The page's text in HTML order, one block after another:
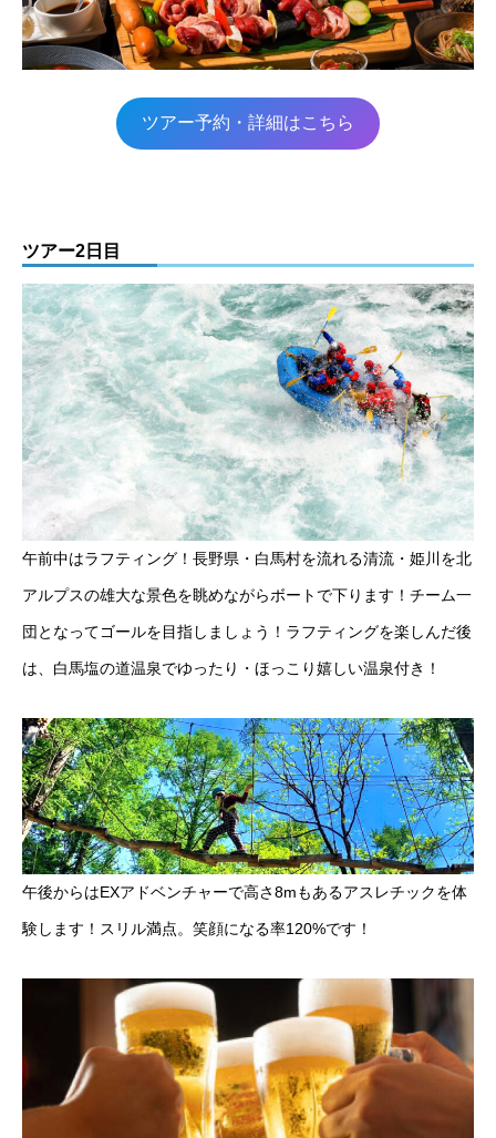
ツアー予約・詳細はこちら
ツアー2日目
午前中はラフティング！長野県・白馬村を流れる清流・姫川を北
アルプスの雄大な景色を眺めながらボートで下ります！チーム一
団となってゴールを目指しましょう！ラフティングを楽しんだ後
は、白馬塩の道温泉でゆったり・ほっこり嬉しい温泉付き！
午後からはEXアドベンチャーで高さ8mもあるアスレチックを体
験します！スリル満点。笑顔になる率120%です！